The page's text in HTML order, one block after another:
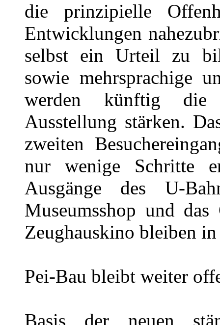
die prinzipielle
Entwicklungen
selbst ein Urteil zu
sowie mehrsprachige
werden künftig die
Ausstellung stärken.
zweiten
nur wenige Schritte
Ausgänge des U-
Museumsshop und
Zeughauskino bleiben
Pei-Bau bleibt weiter
Basis der neuen